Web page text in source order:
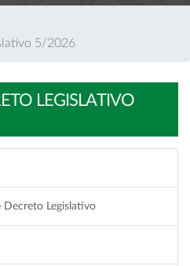
5/2026
LEGISLATIVO
Decreto Legislativo